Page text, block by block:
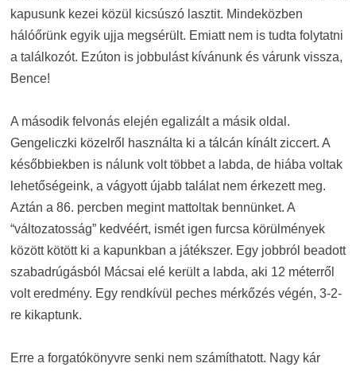
kapusunk kezei közül kicsúszó lasztit. Mindeközben
hálóőrünk egyik ujja megsérült. Emiatt nem is tudta folytatni
a találkozót. Ezúton is jobbulást kívánunk és várunk vissza,
Bence!
A második felvonás elején egalizált a másik oldal.
Gengeliczki közelről használta ki a tálcán kínált ziccert. A
későbbiekben is nálunk volt többet a labda, de hiába voltak
lehetőségeink, a vágyott újabb találat nem érkezett meg.
Aztán a 86. percben megint mattoltak bennünket. A
“változatosság” kedvéért, ismét igen furcsa körülmények
között kötött ki a kapunkban a játékszer. Egy jobbról beadott
szabadrúgásból Mácsai elé került a labda, aki 12 méterről
volt eredmény. Egy rendkívül peches mérkőzés végén, 3-2-
re kikaptunk.
Erre a forgatókönyvre senki nem számíthatott. Nagy kár